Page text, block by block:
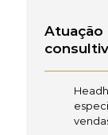
Atuação